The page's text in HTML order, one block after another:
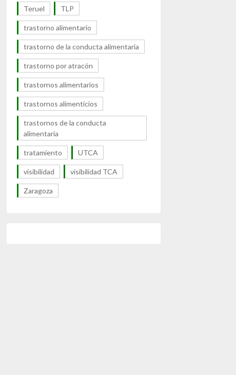
Teruel TLP
trastorno alimentario
trastorno de la conducta alimentaria
trastorno por atracón
trastornos alimentarios
trastornos alimenticios
trastornos de la conducta
alimentaria
tratamiento UTCA
visibilidad visibilidad TCA
Zaragoza